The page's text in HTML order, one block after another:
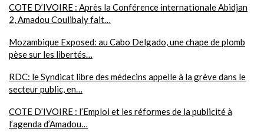
COTE D’IVOIRE : Après la Conférence internationale Abidjan
2, Amadou Coulibaly fait…
Mozambique Exposed: au Cabo Delgado, une chape de plomb
pèse sur les libertés…
RDC: le Syndicat libre des médecins appelle à la grève dans le
secteur public, en…
COTE D’IVOIRE : l’Emploi et les réformes de la publicité à
l’agenda d’Amadou…